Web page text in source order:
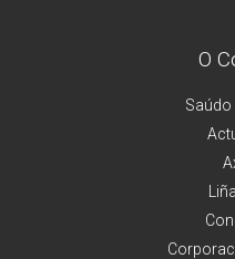
O
Saúdo